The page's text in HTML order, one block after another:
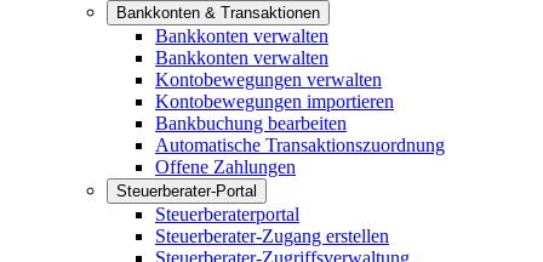
Bankkonten & Transaktionen
Bankkonten verwalten
Bankkonten verwalten
Kontobewegungen verwalten
Kontobewegungen importieren
Bankbuchung bearbeiten
Automatische Transaktionszuordnung
Offene Zahlungen
Steuerberater-Portal
Steuerberaterportal
Steuerberater-Zugang erstellen
Steuerberater-Zugriffsverwaltung